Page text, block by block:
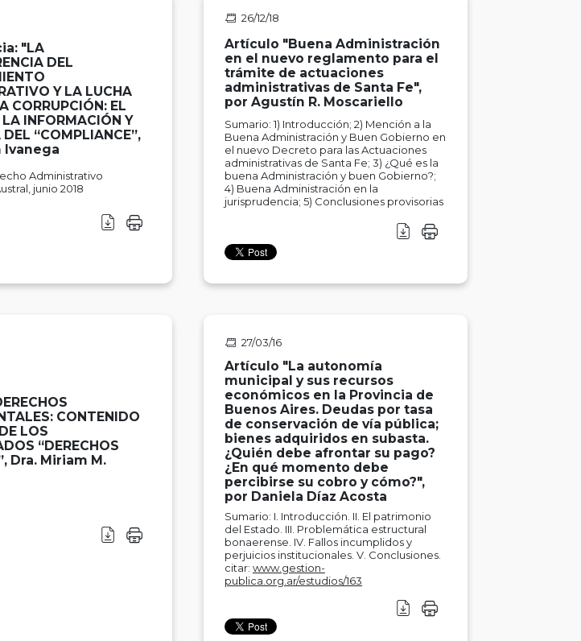
"LA
DEL
Y LA LUCHA
CORRUPCIÓN: EL
INFORMACIÓN Y
DEL “COMPLIANCE”,
Ivanega
Administrativo
junio 2018
26/12/18
Artículo "Buena Administración
en el nuevo reglamento para el
trámite de actuaciones
administrativas de Santa Fe",
por Agustín R. Moscariello
Sumario: 1) Introducción; 2) Mención a la
Buena Administración y Buen Gobierno en
el nuevo Decreto para las Actuaciones
administrativas de Santa Fe; 3) ¿Qué es la
buena Administración y buen Gobierno?;
4) Buena Administración en la
jurisprudencia; 5) Conclusiones provisorias
CONTENIDO
LOS
“DERECHOS
Dra. Miriam M.
27/03/16
Artículo "La autonomía
municipal y sus recursos
económicos en la Provincia de
Buenos Aires. Deudas por tasa
de conservación de vía pública;
bienes adquiridos en subasta.
¿Quién debe afrontar su pago?
¿En qué momento debe
percibirse su cobro y cómo?",
por Daniela Díaz Acosta
Sumario: I. Introducción. II. El patrimonio
del Estado. III. Problemática estructural
bonaerense. IV. Fallos incumplidos y
perjuicios institucionales. V. Conclusiones.
citar: www.gestion-
publica.org.ar/estudios/163